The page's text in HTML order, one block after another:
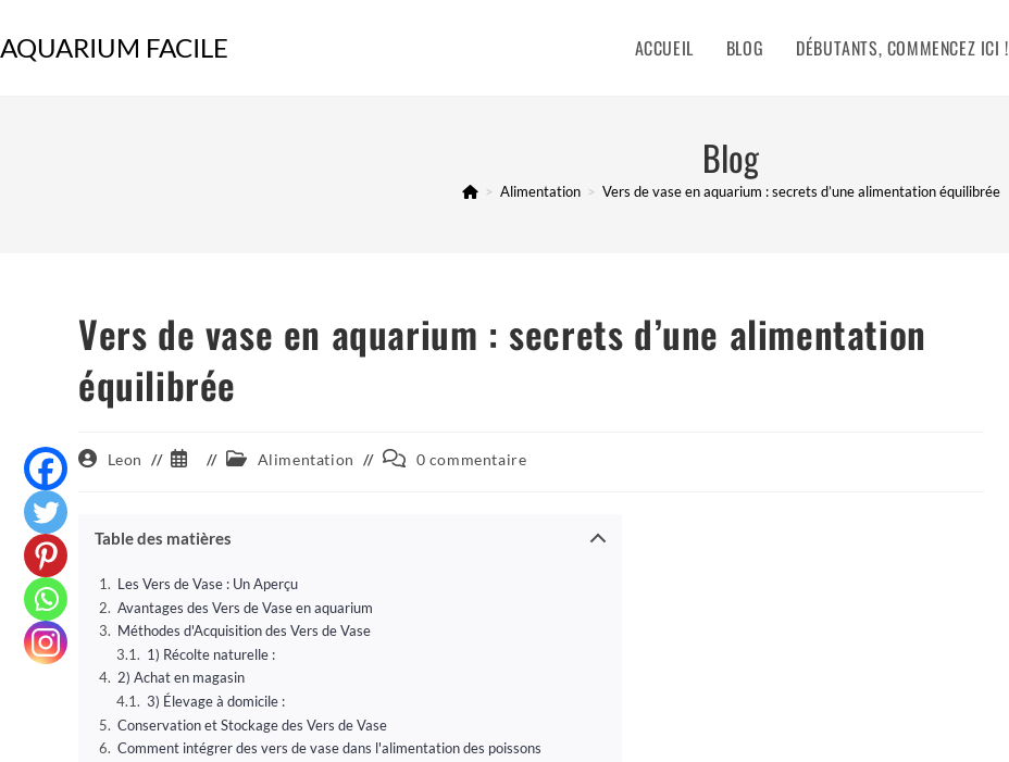
to
content
AQUARIUM FACILE ACCUEIL BLOG DÉBUTANTS, COMMENCEZ ICI !
Blog
> Alimentation > Vers de vase en aquarium : secrets d’une alimentation équilibrée
Vers de vase en aquarium : secrets d’une alimentation
équilibrée
Auteur/autrice
Leon
Publication
Post Alimentation
Commentaires
0 commentaire
Table des matières
Les Vers de Vase : Un Aperçu
Avantages des Vers de Vase en aquarium
Méthodes d'Acquisition des Vers de Vase
1) Récolte naturelle :
2) Achat en magasin
3) Élevage à domicile :
Conservation et Stockage des Vers de Vase
Comment intégrer des vers de vase dans l'alimentation des poissons